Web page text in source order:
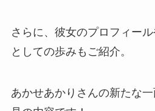
さらに、彼女のプロフィー
としての歩みもご紹介。
あかせあかりさんの新たな